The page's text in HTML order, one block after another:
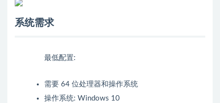
系统需求
最低配置:
需要 64 位处理器和操作系统
操作系统: Windows 10